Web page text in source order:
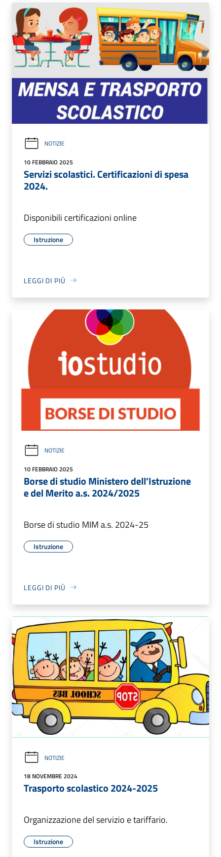
NOTIZIE
10 FEBBRAIO 2025
Servizi scolastici. Certificazioni di spesa
2024.
Disponibili certificazioni online
Istruzione
LEGGI DI PIÙ
NOTIZIE
10 FEBBRAIO 2025
Borse di studio Ministero dell’Istruzione
e del Merito a.s. 2024/2025
Borse di studio MIM a.s. 2024-25
Istruzione
LEGGI DI PIÙ
NOTIZIE
18 NOVEMBRE 2024
Trasporto scolastico 2024-2025
Organizzazione del servizio e tariffario.
Istruzione